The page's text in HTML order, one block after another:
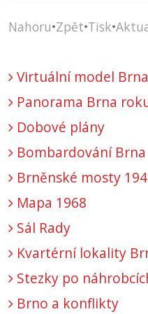
Nahoru•Zpět•Tisk•
Virtuální model Brna
Panorama Brna
Dobové plány
Bombardování Brna
Brněnské mosty
Mapa 1968
Sál Rady
Kvartérní lokality
Stezky po
Brno a konflikty